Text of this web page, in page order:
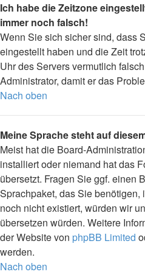
Ich habe die Zeitzone
immer noch falsch!
Wenn Sie sich sicher sind, dass
eingestellt haben und die Zeit
Uhr des Servers vermutlich
Administrator, damit er das
Nach oben
Meine Sprache steht auf
Meist hat die Board-
installiert oder niemand hat das
übersetzt. Fragen Sie ggf. einen
Sprachpaket, das Sie
noch nicht existiert, würden wir
übersetzen würden. Weitere
der Website von phpBB Limited
werden.
Nach oben